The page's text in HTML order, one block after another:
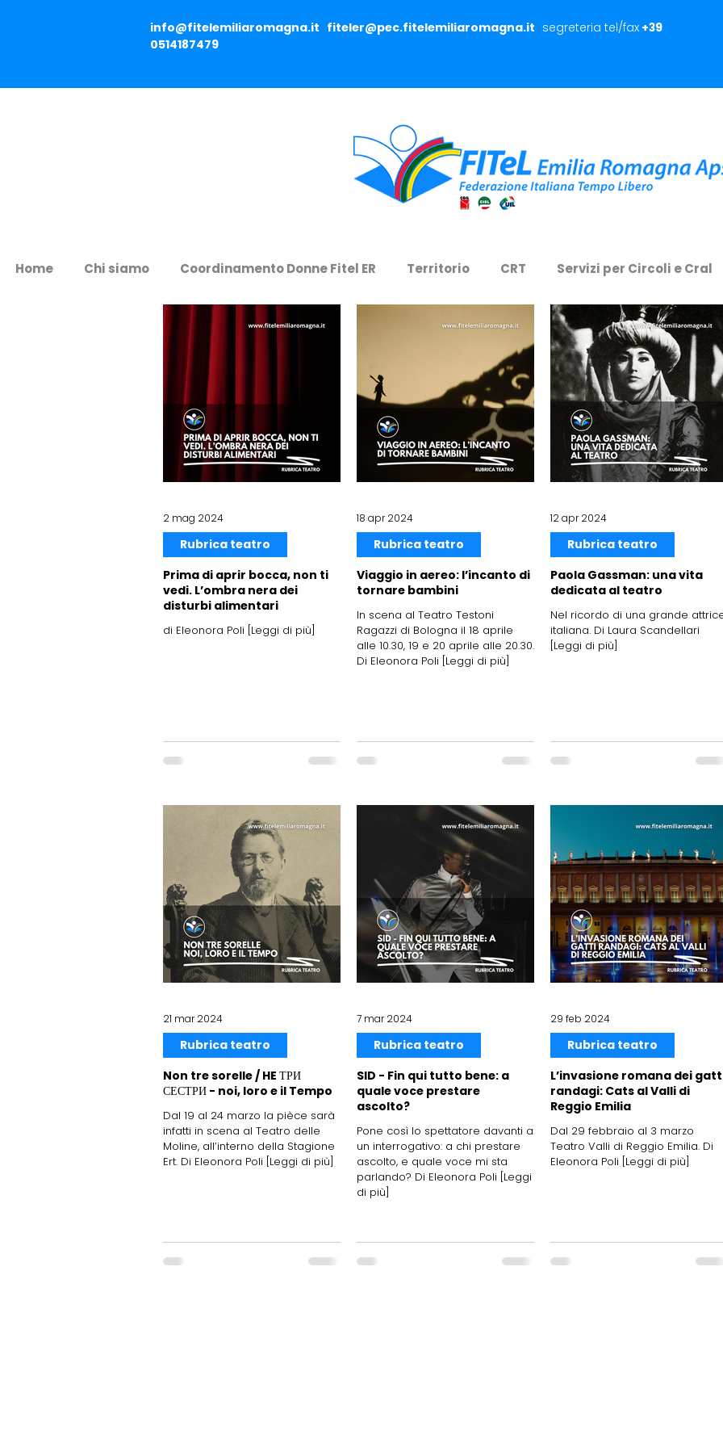
info@fitelemiliaromagna.it fiteler@pec.fitelemiliaromagna.it segreteria tel/fax +39
0514187479
Home Chi siamo Coordinamento Donne Fitel ER Territorio CRT Servizi per Circoli e Cral
Prima di aprir bocca, non ti
vedi. L’ombra nera dei
disturbi alimentari
di Eleonora Poli [Leggi di più]
Rubrica teatro
2 mag 2024
Viaggio in aereo: l’incanto di
tornare bambini
In scena al Teatro Testoni
Ragazzi di Bologna il 18 aprile
alle 10.30, 19 e 20 aprile alle 20.30.
Di Eleonora Poli [Leggi di più]
Rubrica teatro
18 apr 2024
Paola Gassman: una vita
dedicata al teatro
Nel ricordo di una grande
italiana. Di Laura Scandellari
[Leggi di più]
Rubrica teatro
12 apr 2024
Non tre sorelle / HE ТРИ
СЕСТРИ - noi, loro e il Tempo
Dal 19 al 24 marzo la pièce sarà
infatti in scena al Teatro delle
Moline, all’interno della Stagione
Ert. Di Eleonora Poli [Leggi di più]
Rubrica teatro
21 mar 2024
SID - Fin qui tutto bene: a
quale voce prestare
ascolto?
Pone così lo spettatore davanti a
un interrogativo: a chi prestare
ascolto, e quale voce mi sta
parlando? Di Eleonora Poli [Leggi
di più]
Rubrica teatro
7 mar 2024
L’invasione romana dei
randagi: Cats al Valli di
Reggio Emilia
Dal 29 febbraio al 3 marzo
Teatro Valli di Reggio Emilia. Di
Eleonora Poli [Leggi di più]
Rubrica teatro
29 feb 2024